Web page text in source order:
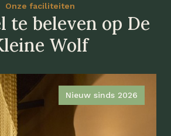
Onze faciliteiten
te beleven op De
Wolf
Nieuw sinds 2026